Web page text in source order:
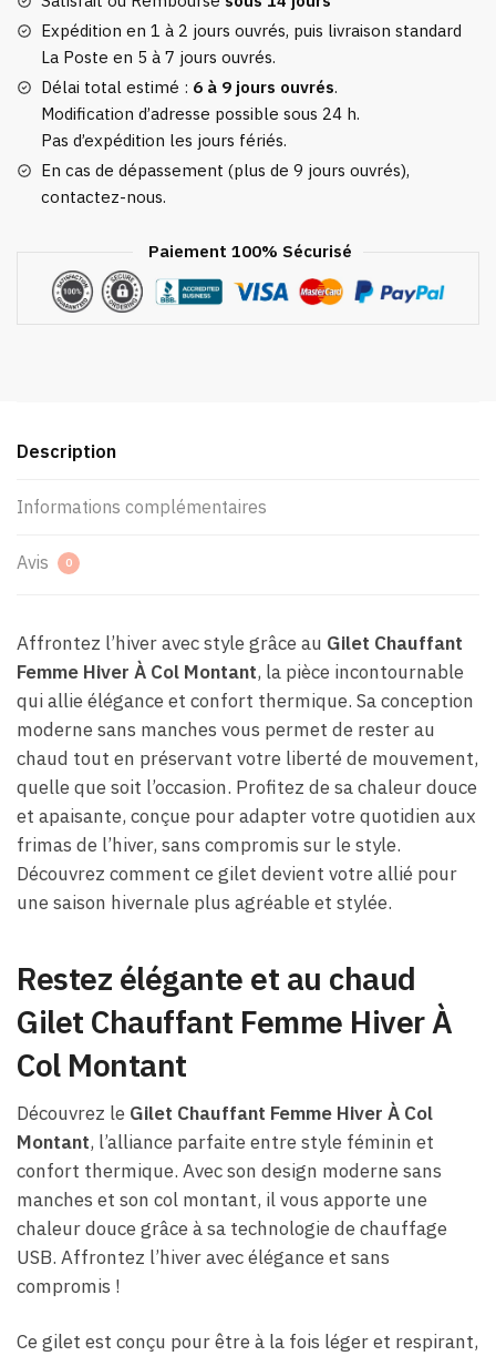
À
Montant
Expédition en 1 à 2 jours ouvrés, puis livraison standard
La Poste en 5 à 7 jours ouvrés.
Délai total estimé : 6 à 9 jours ouvrés.
Modification d’adresse possible sous 24 h.
Pas d’expédition les jours fériés.
En cas de dépassement (plus de 9 jours ouvrés),
contactez-nous.
Paiement 100% Sécurisé
Description
Informations complémentaires
Avis 0
Affrontez l’hiver avec style grâce au Gilet Chauffant
Femme Hiver À Col Montant, la pièce incontournable
qui allie élégance et confort thermique. Sa conception
moderne sans manches vous permet de rester au
chaud tout en préservant votre liberté de mouvement,
quelle que soit l’occasion. Profitez de sa chaleur douce
et apaisante, conçue pour adapter votre quotidien aux
frimas de l’hiver, sans compromis sur le style.
Découvrez comment ce gilet devient votre allié pour
une saison hivernale plus agréable et stylée.
Restez élégante et au chaud
Gilet Chauffant Femme Hiver À
Col Montant
Découvrez le Gilet Chauffant Femme Hiver À Col
Montant, l’alliance parfaite entre style féminin et
confort thermique. Avec son design moderne sans
manches et son col montant, il vous apporte une
chaleur douce grâce à sa technologie de chauffage
USB. Affrontez l’hiver avec élégance et sans
compromis !
Ce gilet est conçu pour être à la fois léger et respirant,